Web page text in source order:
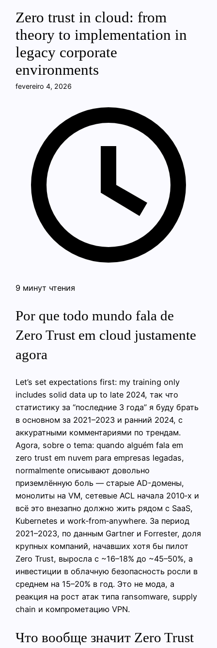
Zero trust in cloud: from
theory to implementation in
legacy corporate
environments
fevereiro 4, 2026
9 минут чтения
Por que todo mundo fala de
Zero Trust em cloud justamente
agora
Let’s set expectations first: my training only
includes solid data up to late 2024, так что
статистику за “последние 3 года” я буду брать
в основном за 2021–2023 и ранний 2024, с
аккуратными комментариями по трендам.
Agora, sobre o tema: quando alguém fala em
zero trust em nuvem para empresas legadas,
normalmente описывают довольно
приземлённую боль — старые AD-домены,
монолиты на VM, сетевые ACL начала 2010‑х и
всё это внезапно должно жить рядом с SaaS,
Kubernetes и work‑from‑anywhere. За период
2021–2023, по данным Gartner и Forrester, доля
крупных компаний, начавших хотя бы пилот
Zero Trust, выросла с ~16–18% до ~45–50%, а
инвестиции в облачную безопасность росли в
среднем на 15–20% в год. Это не мода, а
реакция на рост атак типа ransomware, supply
chain и компрометацию VPN.
Что вообще значит Zero Trust